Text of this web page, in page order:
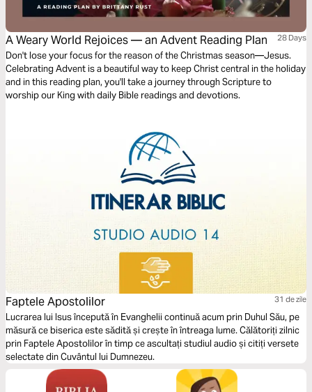
A Weary World Rejoices — an Advent Reading Plan 28 Days
Don't lose your focus for the reason of the Christmas season—Jesus.
Celebrating Advent is a beautiful way to keep Christ central in the holiday
and in this reading plan, you'll take a journey through Scripture to
worship our King with daily Bible readings and devotions.
Faptele Apostolilor 31 de zile
Lucrarea lui Isus începută în Evanghelii continuă acum prin Duhul Său, pe
măsură ce biserica este sădită și crește în întreaga lume. Călătoriți zilnic
prin Faptele Apostolilor în timp ce ascultați studiul audio și citiți versete
selectate din Cuvântul lui Dumnezeu.